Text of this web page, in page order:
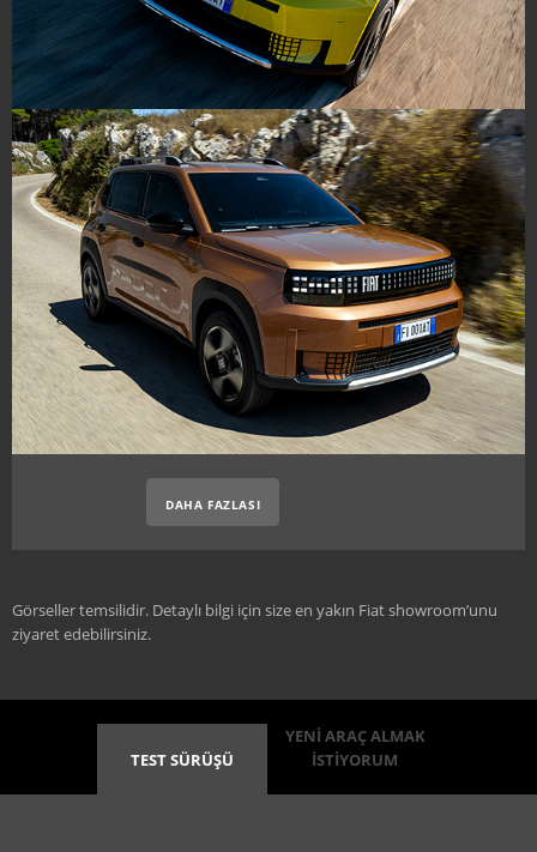
DAHA FAZLASI
Görseller temsilidir. Detaylı bilgi için size en yakın Fiat showroom’unu
ziyaret edebilirsiniz.
TEST SÜRÜŞÜ
YENİ ARAÇ ALMAK
İSTİYORUM